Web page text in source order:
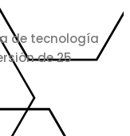
de tecnología
de 25